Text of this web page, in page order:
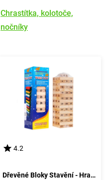
Chrastítka, kolotoče,
nočníky
4.2
Dřevěné Bloky Stavění - Hra Stavění z Dřeva